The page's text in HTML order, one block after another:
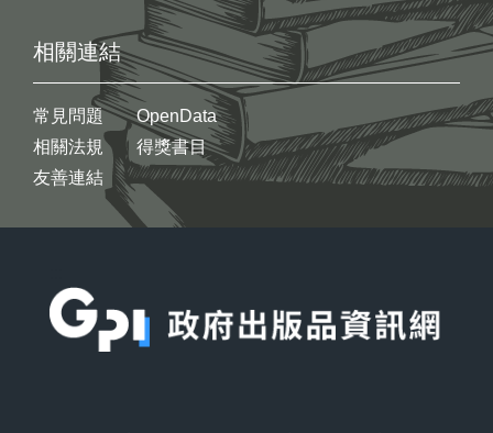
相關連結
常見問題
相關法規
友善連結
OpenData
得獎書目